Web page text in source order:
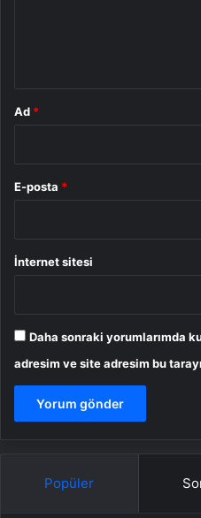
Ad *
E-posta *
İnternet sitesi
Daha sonraki yorumlarımda
adresim ve site adresim bu
Popüler